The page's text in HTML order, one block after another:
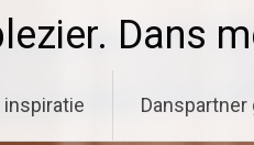
Dans
inspiratie